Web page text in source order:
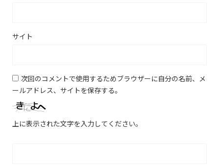
サイト
次回のコメントで使用するためブラウザーに自分の名前、メ
ールアドレス、サイトを保存する。
上に表示された文字を入力してください。